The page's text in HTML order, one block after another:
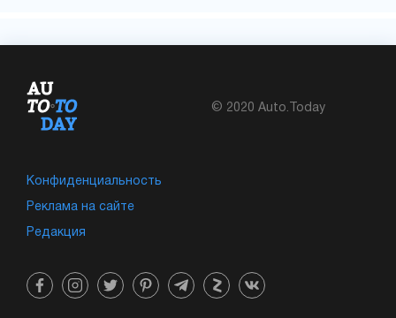
© 2020 Auto.Today
Конфиденциальность
Реклама на сайте
Редакция